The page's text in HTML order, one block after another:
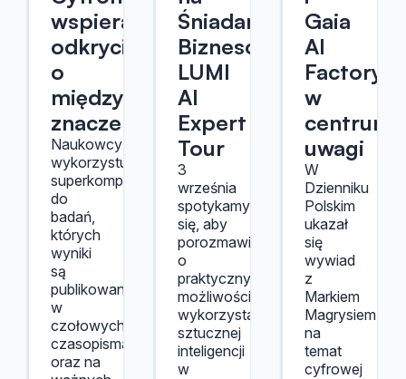
wspierają
odkrycia
o
międzynarodowym
znaczeniu
Naukowcy
wykorzystują
superkomputery
do
badań,
których
wyniki
są
publikowane
w
czołowych
czasopismach
oraz na
Śniadanie
Biznesowe
LUMI
AI
Expert
Tour
3
września
spotykamy
się, aby
porozmawiać
o
praktycznych
możliwościach
wykorzystania
sztucznej
inteligencji
w
Gaia
AI
Factory
w
centrum
uwagi
W
Dzienniku
Polskim
ukazał
się
wywiad
z
Markiem
Magrysiem
na
temat
cyfrowej